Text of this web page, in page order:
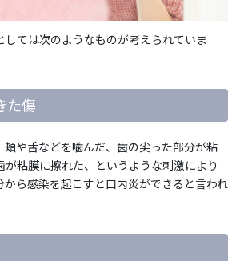
しては次のようなものが考えられていま
た傷
頬や舌などを噛んだ、歯の尖った部分が粘
粘膜に擦れた、というような刺激により
ら感染を起こすと口内炎ができると言われ